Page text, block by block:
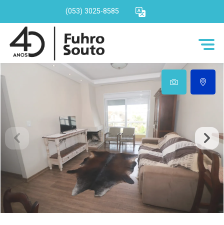
(053) 3025-8585